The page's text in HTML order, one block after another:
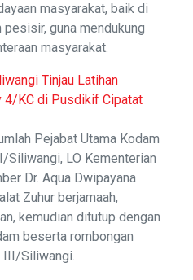
masyarakat, baik di
guna mendukung
masyarakat.
Tinjau Latihan
4/KC di Pusdikif Cipatat
Pejabat Utama Kodam
LO Kementerian
Dr. Aqua Dwipayana
Zuhur berjamaah,
kemudian ditutup dengan
beserta rombongan
III/Siliwangi.